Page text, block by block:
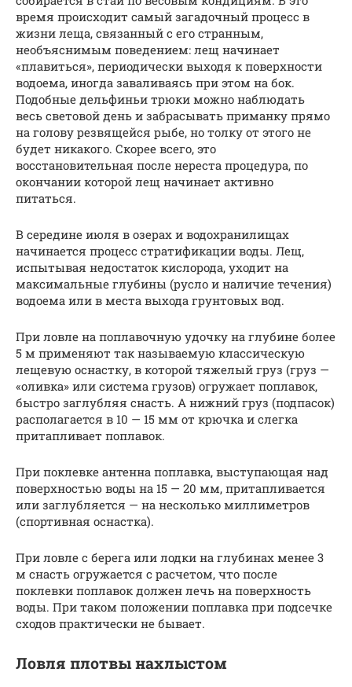
время происходит самый загадочный процесс в
жизни леща, связанный с его странным,
необъяснимым поведением: лещ начинает
«плавиться», периодически выходя к поверхности
водоема, иногда заваливаясь при этом на бок.
Подобные дельфиньи трюки можно наблюдать
весь световой день и забрасывать приманку прямо
на голову резвящейся рыбе, но толку от этого не
будет никакого. Скорее всего, это
восстановительная после нереста процедура, по
окончании которой лещ начинает активно
питаться.
В середине июля в озерах и водохранилищах
начинается процесс стратификации воды. Лещ,
испытывая недостаток кислорода, уходит на
максимальные глубины (русло и наличие течения)
водоема или в места выхода грунтовых вод.
При ловле на поплавочную удочку на глубине более
5 м применяют так называемую классическую
лещевую оснастку, в которой тяжелый груз (груз —
«оливка» или система грузов) огружает поплавок,
быстро заглубляя снасть. А нижний груз (подпасок)
располагается в 10 — 15 мм от крючка и слегка
притапливает поплавок.
При поклевке антенна поплавка, выступающая над
поверхностью воды на 15 — 20 мм, притапливается
или заглубляется — на несколько миллиметров
(спортивная оснастка).
При ловле с берега или лодки на глубинах менее 3
м снасть огружается с расчетом, что после
поклевки поплавок должен лечь на поверхность
воды. При таком положении поплавка при подсечке
сходов практически не бывает.
Ловля плотвы нахлыстом